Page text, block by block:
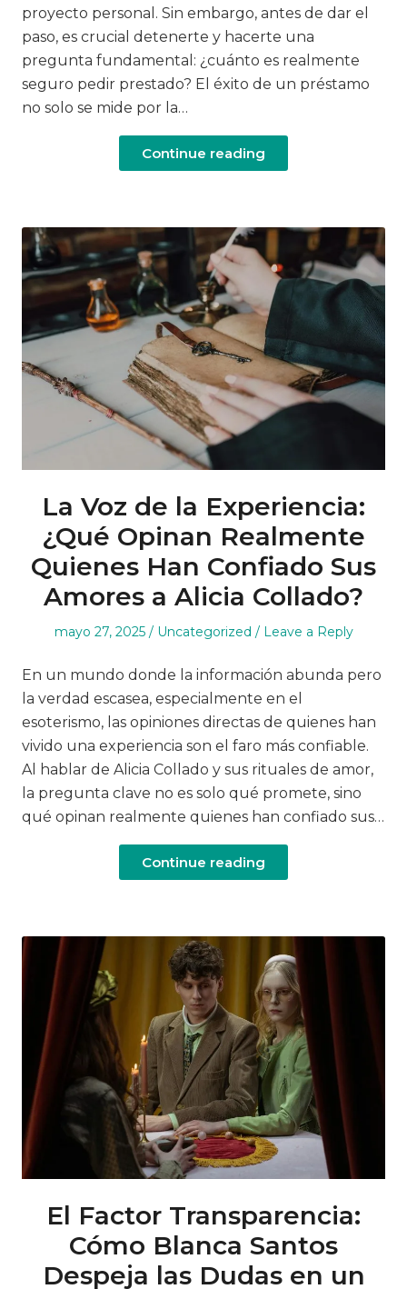
proyecto personal. Sin embargo, antes de dar el
paso, es crucial detenerte y hacerte una
pregunta fundamental: ¿cuánto es realmente
seguro pedir prestado? El éxito de un préstamo
no solo se mide por la…
Continue reading
La Voz de la Experiencia:
¿Qué Opinan Realmente
Quienes Han Confiado Sus
Amores a Alicia Collado?
Posted
mayo 27, 2025
Posted
Uncategorized Leave a Reply
En un mundo donde la información abunda pero
la verdad escasea, especialmente en el
esoterismo, las opiniones directas de quienes han
vivido una experiencia son el faro más confiable.
Al hablar de Alicia Collado y sus rituales de amor,
la pregunta clave no es solo qué promete, sino
qué opinan realmente quienes han confiado sus…
Continue reading
El Factor Transparencia:
Cómo Blanca Santos
Despeja las Dudas en un